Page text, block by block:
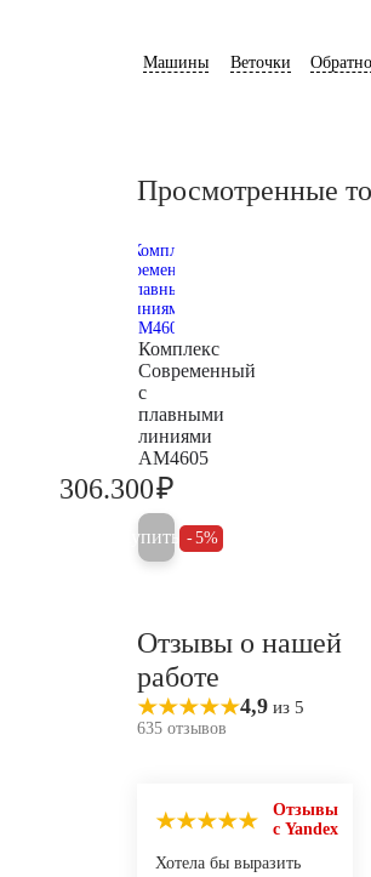
Машины Веточки
Просмотренные
Комплекс
Современный
с
плавными
линиями
AM4605
306.300₽
Купить 5%
Отзывы о нашей
работе
4,9 из 5
635 отзывов
Отзывы
с Yandex
Хотела бы выразить